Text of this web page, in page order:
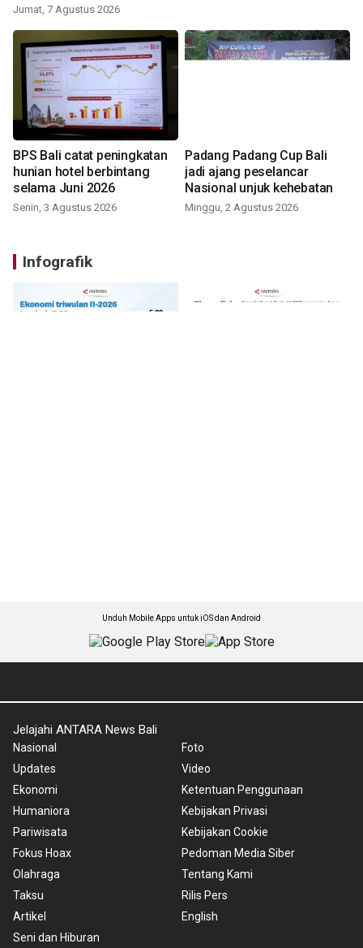
Jumat, 7 Agustus 2026
BPS Bali catat peningkatan
hunian hotel berbintang
selama Juni 2026
Senin, 3 Agustus 2026
Padang Padang Cup Bali
jadi ajang peselancar
Nasional unjuk kehebatan
Minggu, 2 Agustus 2026
Infografik
Unduh Mobile Apps untuk iOS dan Android
Jelajahi ANTARA News Bali
Nasional
Updates
Ekonomi
Humaniora
Pariwisata
Fokus Hoax
Olahraga
Taksu
Artikel
Seni dan Hiburan
Foto
Video
Ketentuan Penggunaan
Kebijakan Privasi
Kebijakan Cookie
Pedoman Media Siber
Tentang Kami
Rilis Pers
English